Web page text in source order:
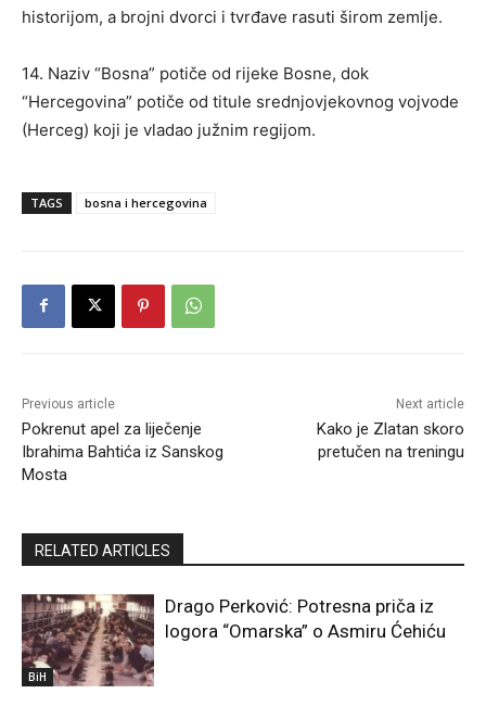
historijom, a brojni dvorci i tvrđave rasuti širom zemlje.
14. Naziv “Bosna” potiče od rijeke Bosne, dok
“Hercegovina” potiče od titule srednjovjekovnog vojvode
(Herceg) koji je vladao južnim regijom.
TAGS bosna i hercegovina
Previous article
Pokrenut apel za liječenje
Ibrahima Bahtića iz Sanskog
Mosta
Next article
Kako je Zlatan skoro
pretučen na treningu
RELATED ARTICLES
BiH
Drago Perković: Potresna priča iz
logora “Omarska” o Asmiru Ćehiću